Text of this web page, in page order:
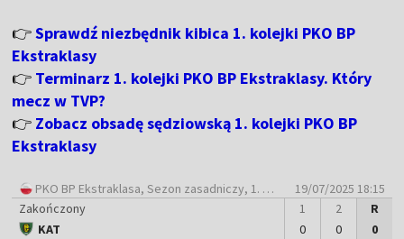
👉Sprawdź niezbędnik kibica 1. kolejki PKO BP
Ekstraklasy
👉 Terminarz 1. kolejki PKO BP Ekstraklasy. Który
mecz w TVP?
👉 Zobacz obsadę sędziowską 1. kolejki PKO BP
Ekstraklasy
PKO BP Ekstraklasa , Sezon zasadniczy, 1. Kolejka
19/07/2025 18:15
Zakończony
KAT
1
0
2
0
R
0